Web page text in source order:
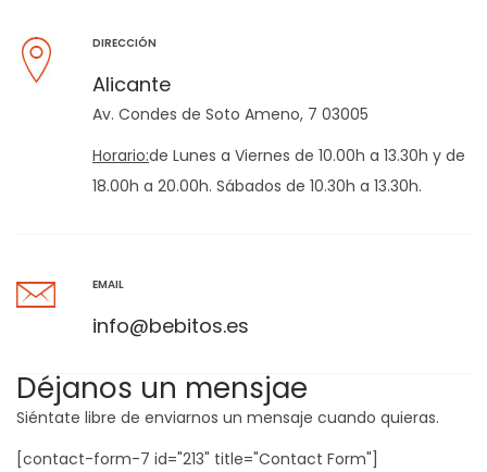
DIRECCIÓN
Alicante
Av. Condes de Soto Ameno, 7 03005
Horario:de Lunes a Viernes de 10.00h a 13.30h y de
18.00h a 20.00h. Sábados de 10.30h a 13.30h.
EMAIL
info@bebitos.es
Déjanos un mensjae
Siéntate libre de enviarnos un mensaje cuando quieras.
[contact-form-7 id="213" title="Contact Form"]